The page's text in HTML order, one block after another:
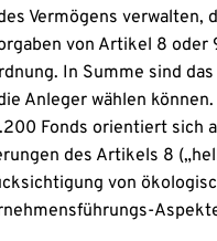
Vermögens verwalten,
von Artikel 8 oder
In Summe sind
Anleger wählen
Fonds orientiert sich
des Artikels 8
von